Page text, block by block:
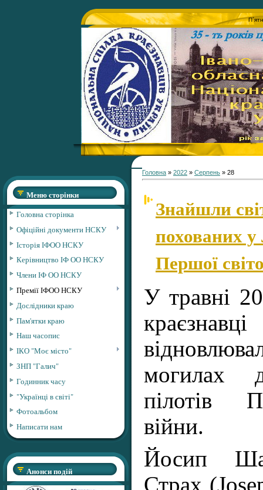
Меню сторінки
Головна сторінка
Офіційні документи НСКУ
Історія ІФОО НСКУ
Керівництво ІФ ОО НСКУ
Члени ІФ ОО НСКУ
Премії ІФОО НСКУ
Дослідники краю
Пам'ятки краю
Наш часопис
ІКО "Моє місто"
ЗНП "Галич"
Годинник часу
"Українці в світі"
Фотоальбом
Написати нам
Анонси подій
Головна » 2022 » Серпень » 28
Знайшли
похованих у
Першої
У травні
могилах
пілотів
війни.
Йосип
Страх